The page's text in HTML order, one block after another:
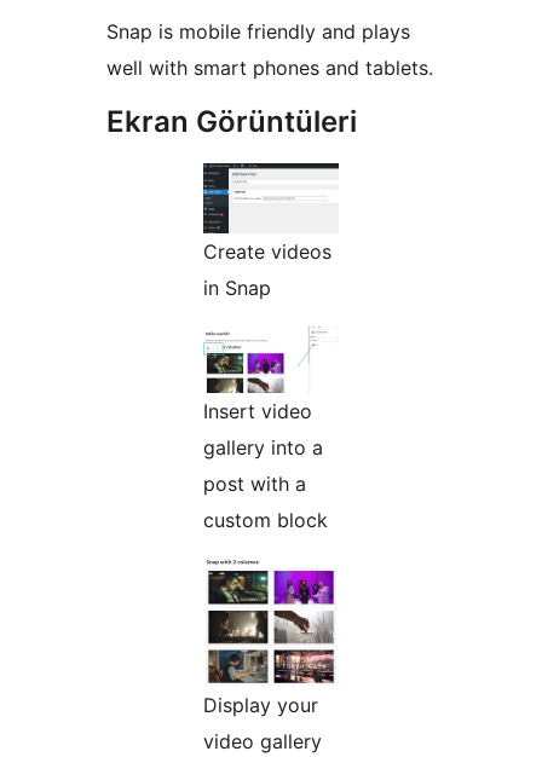
Snap is mobile friendly and plays
well with smart phones and tablets.
Ekran Görüntüleri
Create videos
in Snap
Insert video
gallery into a
post with a
custom block
Display your
video gallery